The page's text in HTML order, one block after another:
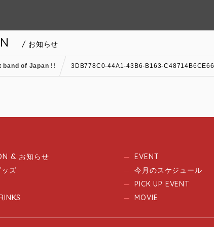
/ お知らせ
band of Japan !! 3DB778C0-44A1-43B6-B163-C48714B6CE66
& お知らせ
ズ
EVENT
今月のスケジュール
PICK UP EVENT
MOVIE